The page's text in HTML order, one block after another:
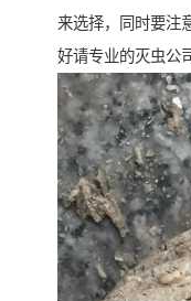
来选择，同时要注
好请专业的灭虫公